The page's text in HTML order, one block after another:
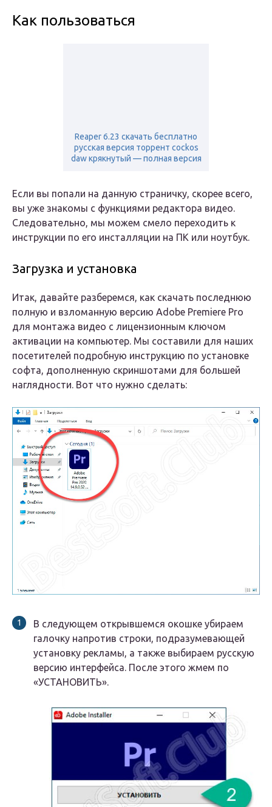
Как пользоваться
Reaper 6.23 скачать бесплатно
русская версия торрент cockos
daw крякнутый — полная версия
Если вы попали на данную страничку, скорее всего,
вы уже знакомы с функциями редактора видео.
Следовательно, мы можем смело переходить к
инструкции по его инсталляции на ПК или ноутбук.
Загрузка и установка
Итак, давайте разберемся, как скачать последнюю
полную и взломанную версию Adobe Premiere Pro
для монтажа видео с лицензионным ключом
активации на компьютер. Мы составили для наших
посетителей подробную инструкцию по установке
софта, дополненную скриншотами для большей
наглядности. Вот что нужно сделать:
В следующем открывшемся окошке убираем
галочку напротив строки, подразумевающей
установку рекламы, а также выбираем русскую
версию интерфейса. После этого жмем по
«УСТАНОВИТЬ».